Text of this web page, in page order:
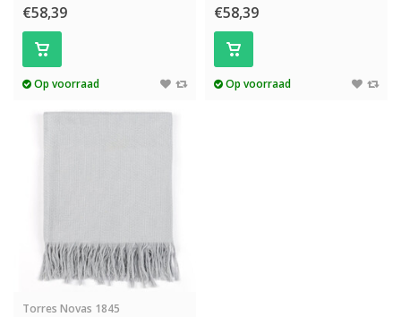
€58,39
Op voorraad
€58,39
Op voorraad
Torres Novas 1845